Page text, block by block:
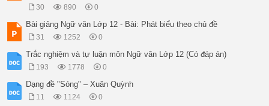
30 890 0
Bài giảng Ngữ văn Lớp 12 - Bài: Phát biểu theo chủ đề
31 1252 0
Trắc nghiệm và tự luận môn Ngữ văn Lớp 12 (Có đáp án)
193 1778 0
Dạng đề "Sóng" – Xuân Quỳnh
11 1124 0